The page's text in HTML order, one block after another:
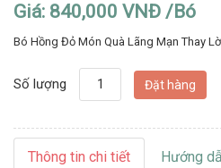
Giá: 840,000 VNĐ /Bó
Bó Hồng Đỏ Món Quà Lãng Mạn Thay
Số lượng
Thông tin chi tiết Hướng